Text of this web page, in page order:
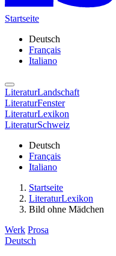
Startseite
Deutsch
Français
Italiano
LiteraturLandschaft
LiteraturFenster
LiteraturLexikon
LiteraturSchweiz
Deutsch
Français
Italiano
Startseite
LiteraturLexikon
Bild ohne Mädchen
Werk Prosa
Deutsch